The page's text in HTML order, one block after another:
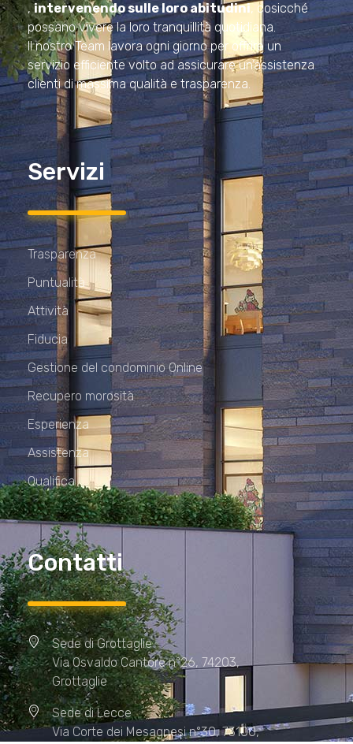
,intervenendo sulle loro abitudini, cosicché
possano vivere la loro tranquillità quotidiana.
Il nostro Team lavora ogni giorno per offrire un
servizio efficiente volto ad assicurare un’assistenza
clienti di massima qualità e trasparenza.
Servizi
Trasparenza
Puntualità
Attività
Fiducia
Gestione del condominio Online
Recupero morosità
Esperienza
Assistenza
Qualifica
Contatti
Sede di Grottaglie
Via Osvaldo Cantore n°26, 74203,
Grottaglie
Sede di Lecce
Via Corte dei Mesagnesi n°30, 73100,